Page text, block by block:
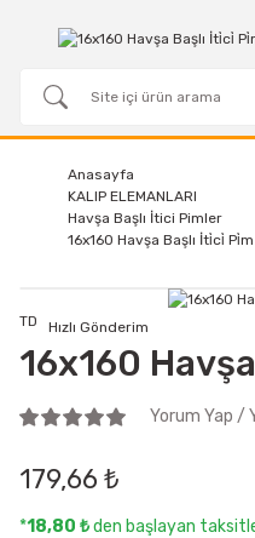
Anasayfa
KALIP ELEMANLARI
Havşa Başlı İtici Pimler
16x160 Havşa Başlı İti̇ci̇ Pi̇m
Hızlı Gönderim
TD
16x160
Yorum Yap /
179,66 ₺
*18,80 ₺den başlayan